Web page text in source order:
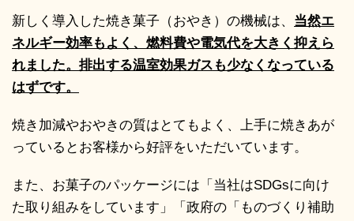
新しく導入した焼き菓子（おやき）の機械は、 当然エ
ネルギー効率もよく、燃料費や電気代を大きく抑えら
れました。排出する温室効果ガスも少なくなっている
はずです。
焼き加減やおやきの質はとてもよく、上手に焼きあが
っているとお客様から好評をいただいています。
また、お菓子のパッケージには「当社はSDGsに向け
た取り組みをしています」「政府の「ものづくり補助